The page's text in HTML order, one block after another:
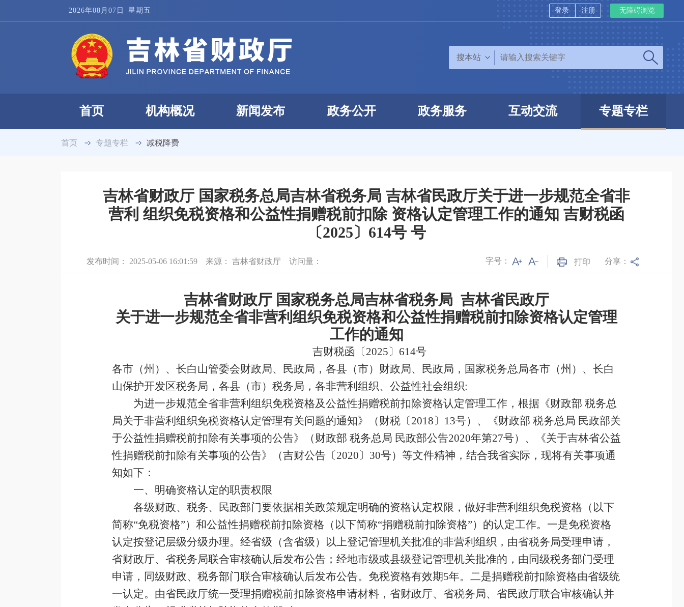
登录 注册
2026年08月07日 星期五 无障碍浏览
搜本站
首页 机构概况 新闻发布 政务公开 政务服务 互动交流 专题专栏
首页 专题专栏 减税降费
吉林省财政厅 国家税务总局吉林省税务局 吉林省民政厅关于进一步规范全省非
营利 组织免税资格和公益性捐赠税前扣除 资格认定管理工作的通知 吉财税函
〔2025〕614号 号
发布时间： 2025-05-06 16:01:59 来源： 吉林省财政厅 访问量： 字号： 打印 分享：
吉林省财政厅 国家税务总局吉林省税务局 吉林省民政厅
关于进一步规范全省非营利组织免税资格和公益性捐赠税前扣除资格认定管理
工作的通知
吉财税函〔2025〕614号
各市（州）、长白山管委会财政局、民政局，各县（市）财政局、民政局，国家税务总局各市（州）、长白
山保护开发区税务局，各县（市）税务局，各非营利组织、公益性社会组织:
为进一步规范全省非营利组织免税资格及公益性捐赠税前扣除资格认定管理工作，根据《财政部 税务总
局关于非营利组织免税资格认定管理有关问题的通知》（财税〔2018〕13号）、《财政部 税务总局 民政部关
于公益性捐赠税前扣除有关事项的公告》（财政部 税务总局 民政部公告2020年第27号）、《关于吉林省公益
性捐赠税前扣除有关事项的公告》（吉财公告〔2020〕30号）等文件精神，结合我省实际，现将有关事项通
知如下：
一、明确资格认定的职责权限
各级财政、税务、民政部门要依据相关政策规定明确的资格认定权限，做好非营利组织免税资格（以下
简称“免税资格”）和公益性捐赠税前扣除资格（以下简称“捐赠税前扣除资格”）的认定工作。一是免税资格
认定按登记层级分级办理。经省级（含省级）以上登记管理机关批准的非营利组织，由省税务局受理申请，
省财政厅、省税务局联合审核确认后发布公告；经地市级或县级登记管理机关批准的，由同级税务部门受理
申请，同级财政、税务部门联合审核确认后发布公告。免税资格有效期5年。二是捐赠税前扣除资格由省级统
一认定。由省民政厅统一受理捐赠税前扣除资格申请材料，省财政厅、省税务局、省民政厅联合审核确认并